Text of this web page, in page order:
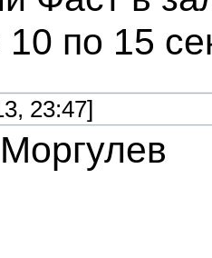
10 по 15
23:47]